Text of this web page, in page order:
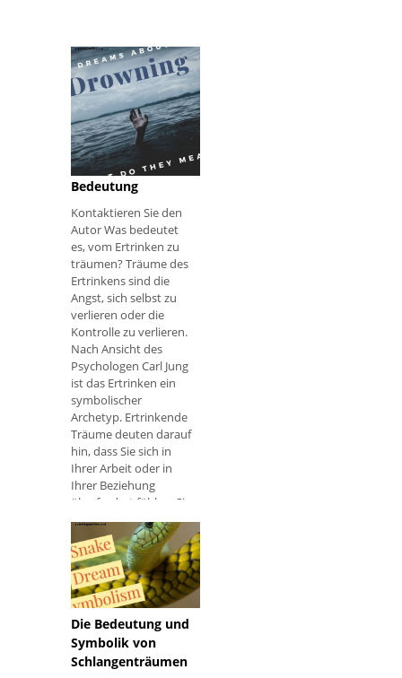
Träume über das
Ertrinken und ihre
Bedeutung
Kontaktieren Sie den
Autor Was bedeutet
es, vom Ertrinken zu
träumen? Träume des
Ertrinkens sind die
Angst, sich selbst zu
verlieren oder die
Kontrolle zu verlieren.
Nach Ansicht des
Psychologen Carl Jung
ist das Ertrinken ein
symbolischer
Archetyp. Ertrinkende
Träume deuten darauf
hin, dass Sie sich in
Ihrer Arbeit oder in
Ihrer Beziehung
überfordert fühlen. Sie
Die Bedeutung und
Symbolik von
Schlangenträumen